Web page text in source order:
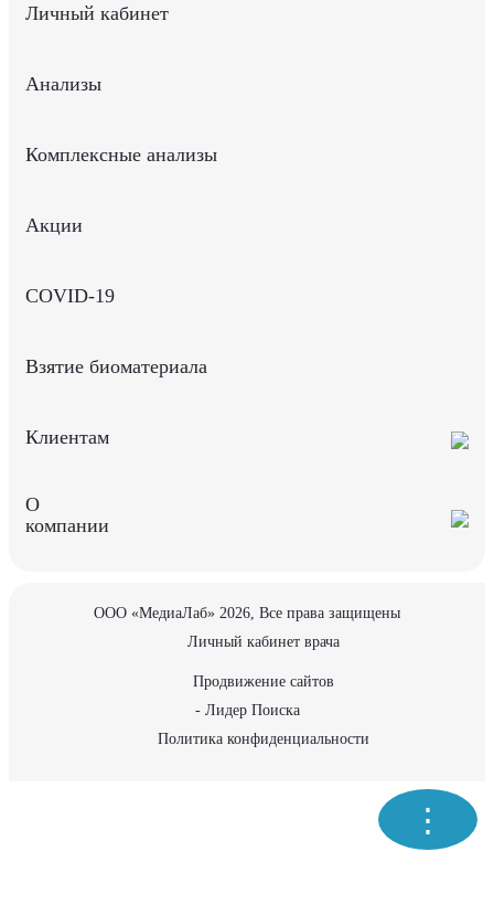
⋮
Личный кабинет
Анализы
Комплексные анализы
Акции
COVID-19
Взятие биоматериала
Клиентам
О
компании
ООО «МедиаЛаб» 2026, Все права защищены
Личный кабинет врача
Продвижение сайтов
- Лидер Поиска
Политика конфиденциальности